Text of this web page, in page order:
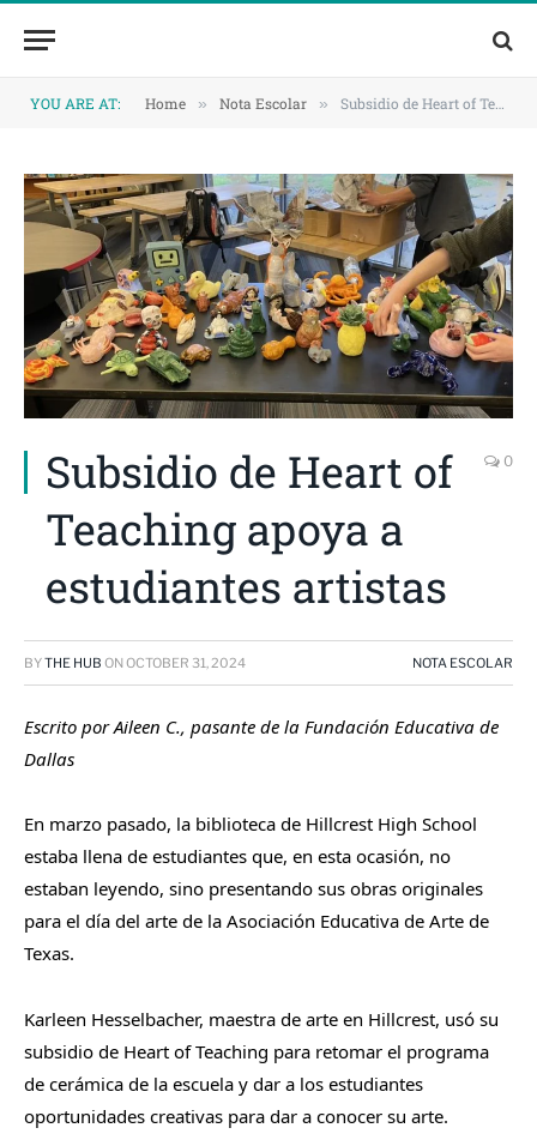
YOU ARE AT: Home » Nota Escolar » Subsidio de Heart of Teaching apoya a estudiantes artistas
Subsidio de Heart of
Teaching apoya a
estudiantes artistas
0
BYTHE HUB ON OCTOBER 31, 2024 NOTA ESCOLAR
Escrito por Aileen C., pasante de la Fundación Educativa de
Dallas
En marzo pasado, la biblioteca de Hillcrest High School
estaba llena de estudiantes que, en esta ocasión, no
estaban leyendo, sino presentando sus obras originales
para el día del arte de la Asociación Educativa de Arte de
Texas.
Karleen Hesselbacher, maestra de arte en Hillcrest, usó su
subsidio de Heart of Teaching para retomar el programa
de cerámica de la escuela y dar a los estudiantes
oportunidades creativas para dar a conocer su arte.